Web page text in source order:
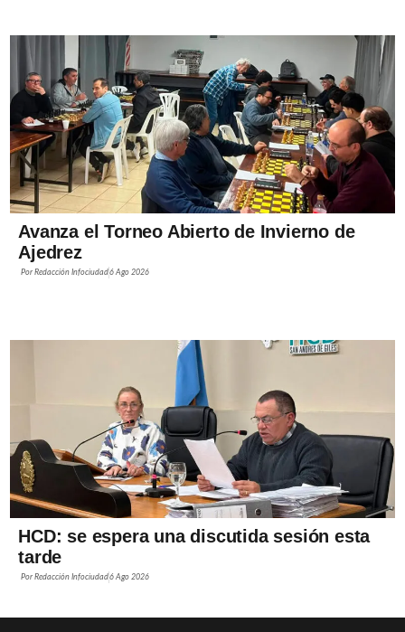
Avanza el Torneo Abierto de Invierno de
Ajedrez
PorRedacción Infociudad6 Ago 2026
HCD: se espera una discutida sesión esta
tarde
PorRedacción Infociudad6 Ago 2026